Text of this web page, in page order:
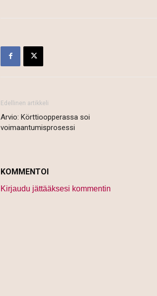
Edellinen artikkeli
Arvio: Körttioopperassa soi
voimaantumisprosessi
KOMMENTOI
Kirjaudu jättääksesi kommentin